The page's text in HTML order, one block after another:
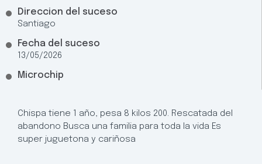
Direccion del suceso
Santiago
Fecha del suceso
13/05/2026
Microchip
Chispa tiene 1 año, pesa 8 kilos 200. Rescatada del
abandono Busca una familia para toda la vida Es
super juguetona y cariñosa